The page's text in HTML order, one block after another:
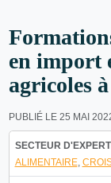
en import
agricoles
PUBLIÉ LE 25 MAI
SECTEUR
ALIMENTAIRE,